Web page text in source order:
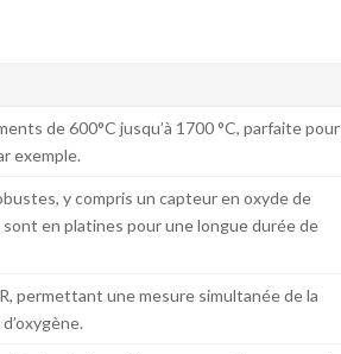
de 600°C jusqu’à 1700 °C, parfaite pour
exemple.
y compris un capteur en oxyde de
en platines pour une longue durée de
permettant une mesure simultanée de la